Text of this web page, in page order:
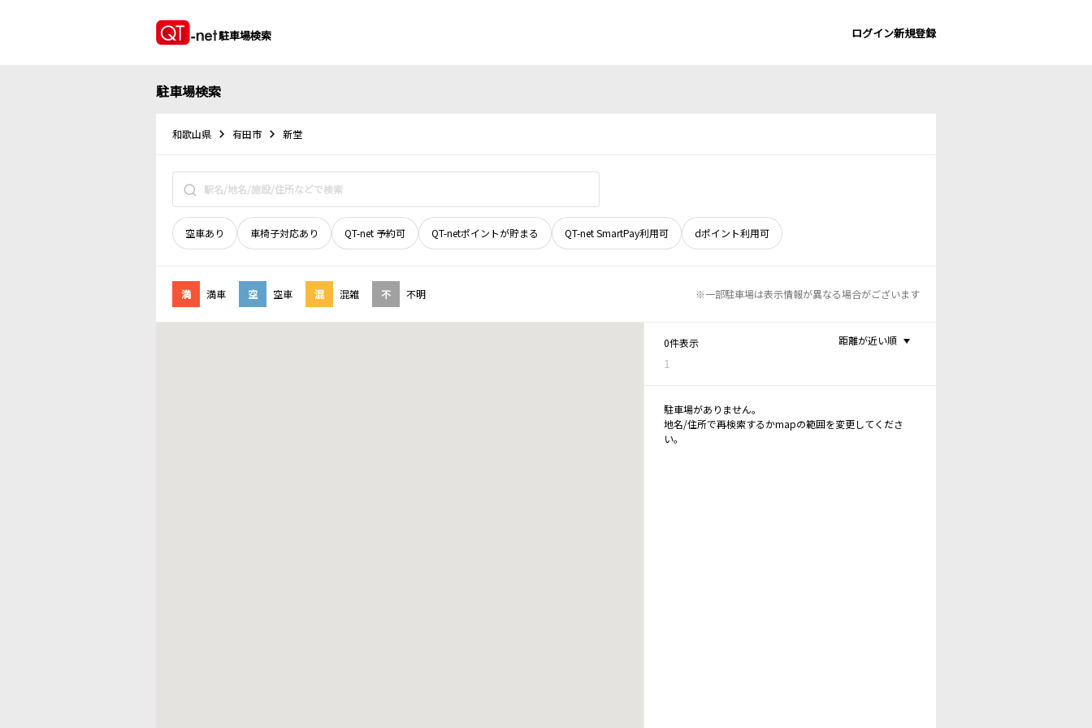
駐車場検索 ログイン新規登録
駐車場検索
和歌山県 有田市 新堂
空車あり 車椅子対応あり QT-net 予約可 QT-netポイントが貯まる QT-net SmartPay利用可 dポイント利用可
満 満車 空 空車 混 混雑 不 不明 ※一部駐車場は表示情報が異なる場合がございます
0件表示
1
距離が近い順
駐車場がありません。
地名/住所で再検索するかmapの範囲を変更してくださ
い。